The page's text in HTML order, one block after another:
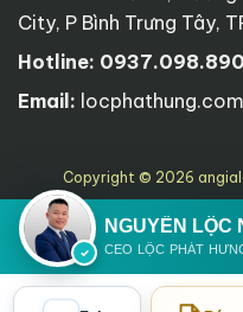
City, P Bình Trưng Tây,
Hotline: 0937.098.890
Email:
Copyright © 2026
NGUYỄN LỘC
CEO LỘC PHÁT